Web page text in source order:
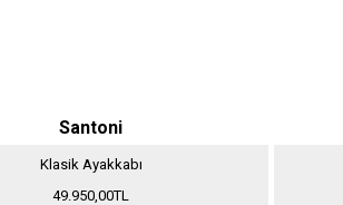
Santoni
Klasik Ayakkabı
49.950,00TL